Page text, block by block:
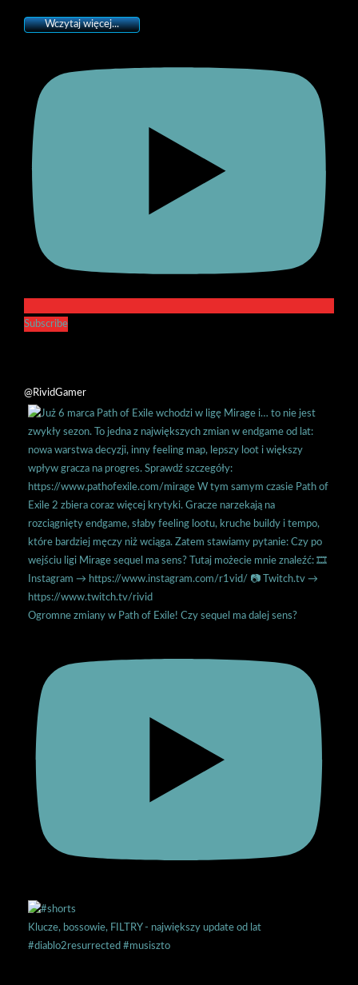
Wczytaj więcej...
Subscribe
@RividGamer
Ogromne zmiany w Path of Exile! Czy sequel ma dalej sens?
Klucze, bossowie, FILTRY - największy update od lat
#diablo2resurrected #musiszto